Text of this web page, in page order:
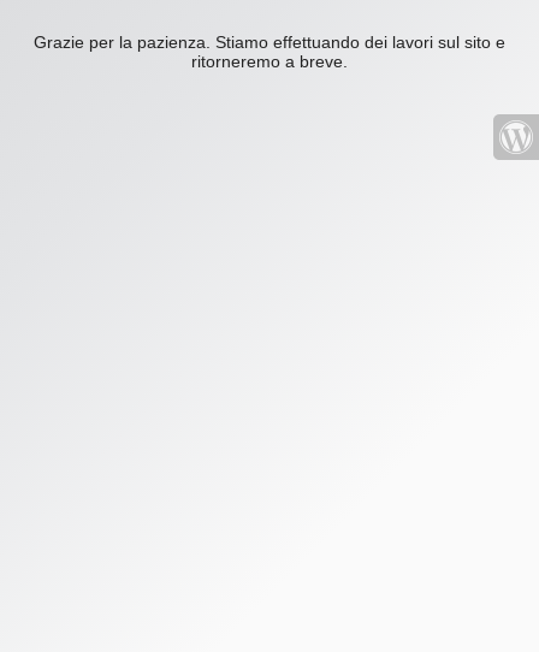
Grazie per la pazienza. Stiamo effettuando dei lavori sul sito e
ritorneremo a breve.